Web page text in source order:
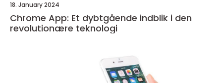
18. January 2024
Chrome App: Et dybtgående indblik i den
revolutionære teknologi